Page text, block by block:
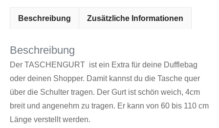
Beschreibung Zusätzliche Informationen
Beschreibung
Der TASCHENGURT ist ein Extra für deine Dufflebag
oder deinen Shopper. Damit kannst du die Tasche quer
über die Schulter tragen. Der Gurt ist schön weich, 4cm
breit und angenehm zu tragen. Er kann von 60 bis 110 cm
Länge verstellt werden.